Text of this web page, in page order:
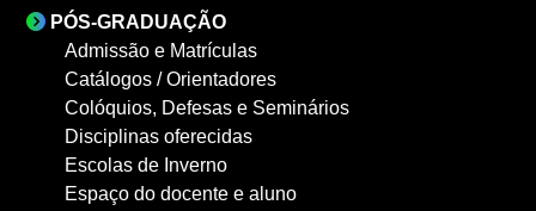
PÓS-GRADUAÇÃO
Admissão e Matrículas
Catálogos / Orientadores
Colóquios, Defesas e Seminários
Disciplinas oferecidas
Escolas de Inverno
Espaço do docente e aluno